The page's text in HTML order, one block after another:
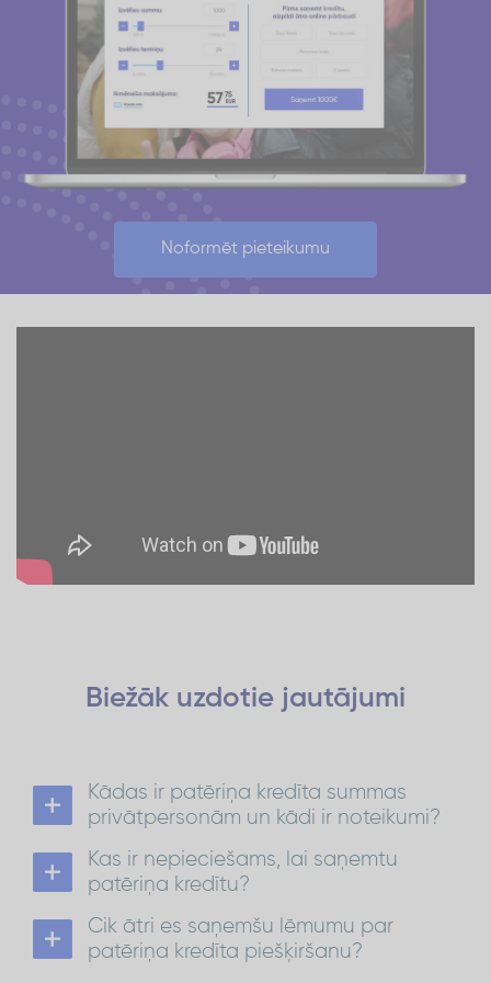
Noformēt pieteikumu
Biežāk uzdotie jautājumi
Kādas ir patēriņa kredīta summas
privātpersonām un kādi ir noteikumi?
līdz 1500 EUR ar atmaksas termiņu līdz 72
mēnešiem.
No 1 501 EUR līdz 15 000 EUR atmaksas termiņš ir
Vairāk par kredītu:Patēriņa kredīts
Kas ir nepieciešams, lai saņemtu
patēriņa kredītu?
ir jābūt Latvijas pastāvīgajam iedzīvotājam
vecumā no 21 līdz 70 gadiem*;
nepieciešams konts kādā no Latvijas
Cik ātri es saņemšu lēmumu par
patēriņa kredīta piešķiršanu?